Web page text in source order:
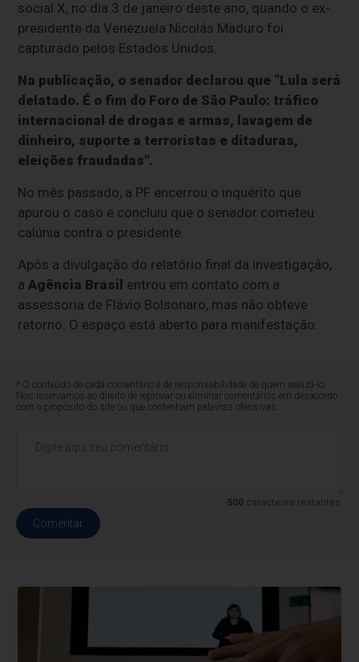
social X, no dia 3 de janeiro deste ano, quando o ex-
presidente da Venezuela Nicolás Maduro foi
capturado pelos Estados Unidos.
Na publicação, o senador declarou que “Lula será
delatado. É o fim do Foro de São Paulo: tráfico
internacional de drogas e armas, lavagem de
dinheiro, suporte a terroristas e ditaduras,
eleições fraudadas".
No mês passado, a PF encerrou o inquérito que
apurou o caso e concluiu que o senador cometeu
calúnia contra o presidente.
Após a divulgação do relatório final da investigação,
aAgência Brasil entrou em contato com a
assessoria de Flávio Bolsonaro, mas não obteve
retorno. O espaço está aberto para manifestação.
* O conteúdo de cada comentário é de responsabilidade de quem realizá-lo.
Nos reservamos ao direito de reprovar ou eliminar comentários em desacordo
com o propósito do site ou que contenham palavras ofensivas.
500caracteres restantes.
Comentar